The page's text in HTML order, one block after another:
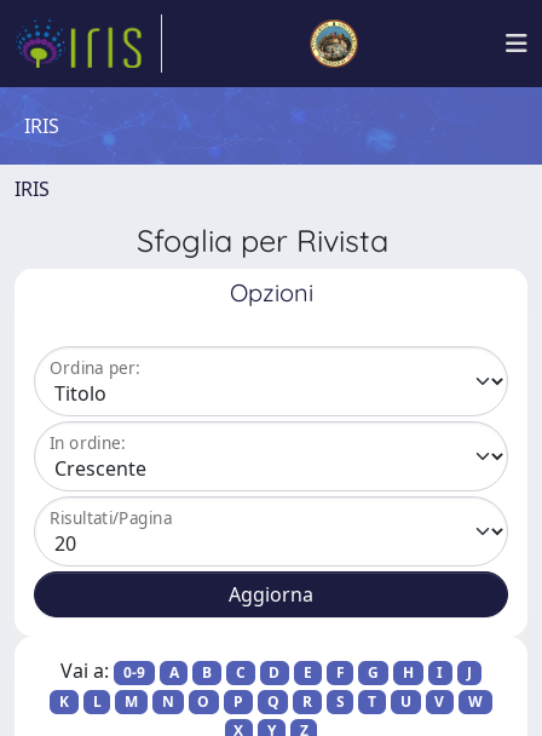
IRIS
IRIS
Sfoglia per Rivista
Opzioni
Ordina per:
In ordine:
Risultati/Pagina
Vai a: 0-9 A B C D E F G H I
J
K
L M N O P Q R S T U V
W
X
Y Z